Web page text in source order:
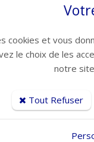
cookies et vous
le choix de les
notre
Tout Refuser